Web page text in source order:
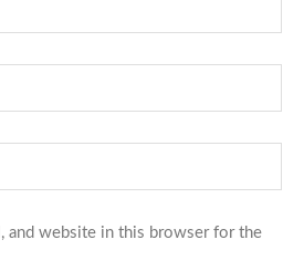
and website in this browser for the